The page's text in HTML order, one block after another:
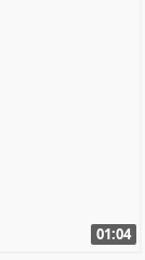
01:04